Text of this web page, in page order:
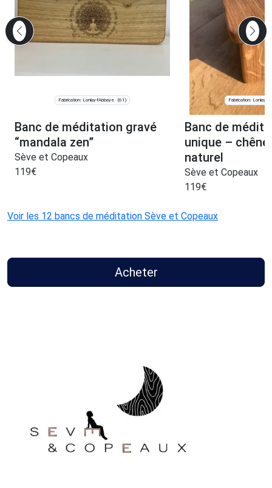
Fabrication: Lonlay-l'Abbaye (61)
Banc de méditation gravé
“mandala zen”
Sève et Copeaux
119€
Fabrication: Lonlay-
Banc de
unique –
naturel
Sève et Copeaux
119€
Voir les 12 bancs de méditation Sève et Copeaux
Acheter